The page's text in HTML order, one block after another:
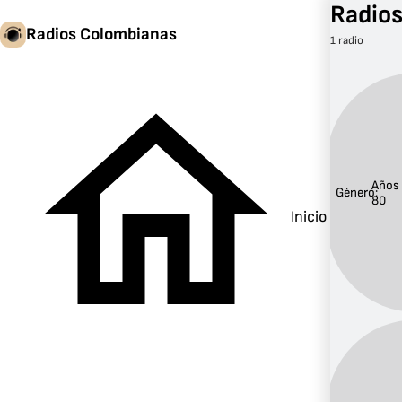
Radios Colombianas
Inicio
1 radio
Género:Años
80